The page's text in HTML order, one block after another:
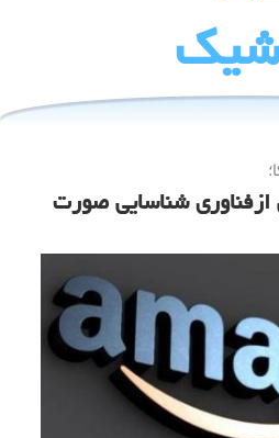
ازفناوری شناسایی صورت